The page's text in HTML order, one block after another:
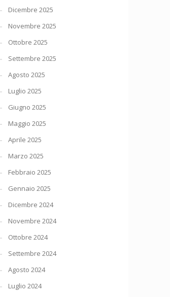
Dicembre 2025
Novembre 2025
Ottobre 2025
Settembre 2025
Agosto 2025
Luglio 2025
Giugno 2025
Maggio 2025
Aprile 2025
Marzo 2025
Febbraio 2025
Gennaio 2025
Dicembre 2024
Novembre 2024
Ottobre 2024
Settembre 2024
Agosto 2024
Luglio 2024